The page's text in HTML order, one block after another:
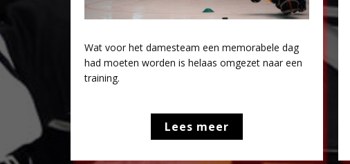
Wat voor het damesteam een memorabele dag
had moeten worden is helaas omgezet naar een
training.
Lees meer